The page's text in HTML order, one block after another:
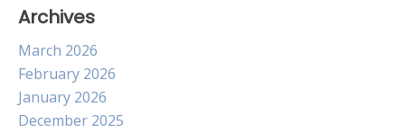
Archives
March 2026
February 2026
January 2026
December 2025